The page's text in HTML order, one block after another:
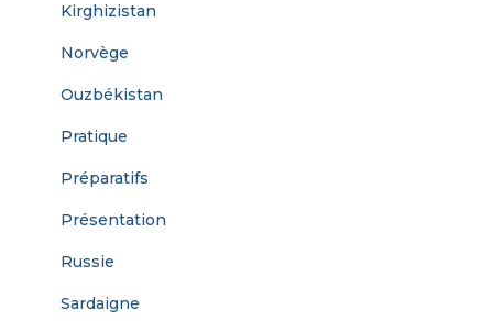
Kirghizistan
Norvège
Ouzbékistan
Pratique
Préparatifs
Présentation
Russie
Sardaigne